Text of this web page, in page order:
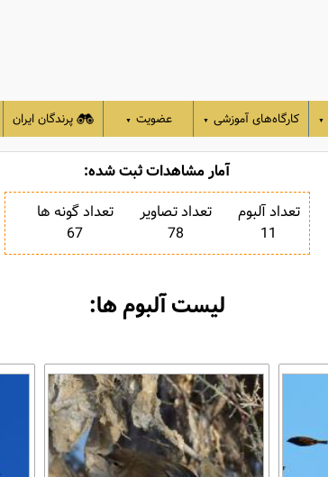
▼ کارگاه‌های آموزشی ▼ عضویت ▼ پرندگان ایران
آمار مشاهدات ثبت شده:
تعداد آلبوم
11
تعداد تصاویر
78
تعداد گونه ها
67
لیست آلبوم ها: